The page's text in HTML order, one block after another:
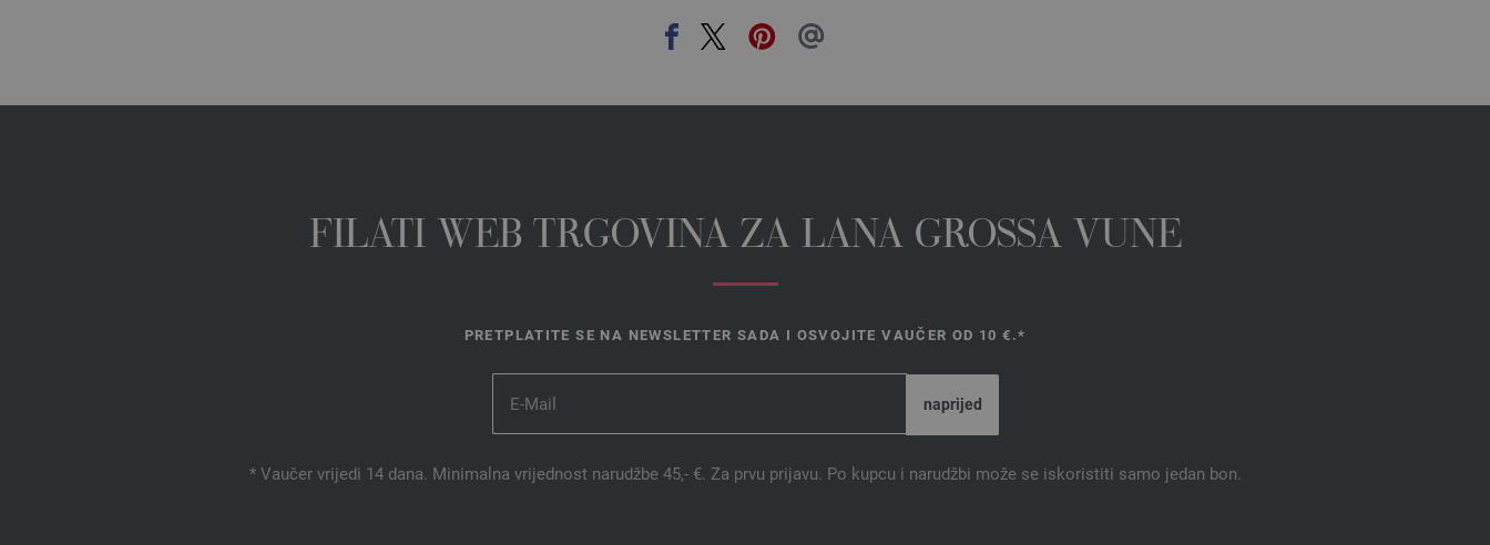
FILATI WEB TRGOVINA ZA LANA GROSSA VUNE
PRETPLATITE SE NA NEWSLETTER SADA I OSVOJITE VAUČER OD 10 €.*
* Vaučer vrijedi 14 dana. Minimalna vrijednost narudžbe 45,- €. Za prvu prijavu. Po kupcu i narudžbi može se iskoristiti samo jedan bon.